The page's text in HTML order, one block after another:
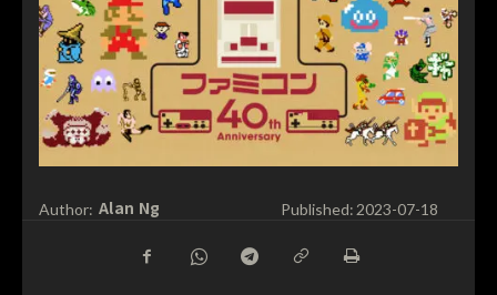
Author: Alan Ng Published: 2023-07-18